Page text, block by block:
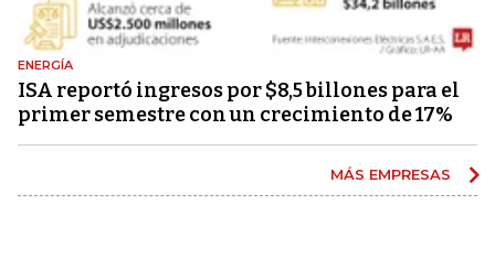
ENERGÍA
ISA reportó ingresos por $8,5 billones para el
primer semestre con un crecimiento de 17%
MÁS EMPRESAS